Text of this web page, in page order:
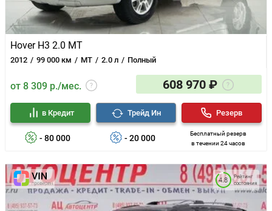
Hover H3 2.0 MT
2012 99 000 км MT 2.0 л Полный
от 8 309 р./мес. 608 970 ₽
- 80 000
в Кредит
- 20 000
Трейд Ин
Бесплатный резерв
в течении 24 часов
Резерв
Рейтинг
состояния
4.8